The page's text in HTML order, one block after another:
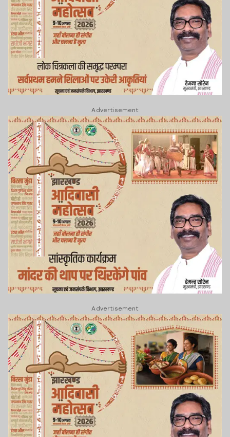
Advertisement
Advertisement